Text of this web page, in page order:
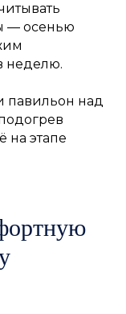
— осенью
неделю.
павильон над
на этапе